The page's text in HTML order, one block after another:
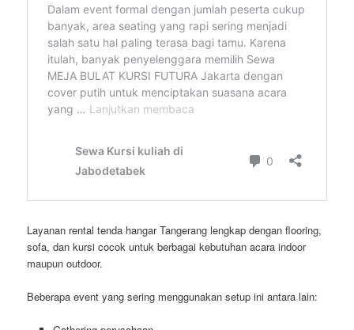
Layanan rental tenda hangar Tangerang lengkap dengan flooring,
sofa, dan kursi cocok untuk berbagai kebutuhan acara indoor
maupun outdoor.
Beberapa event yang sering menggunakan setup ini antara lain: